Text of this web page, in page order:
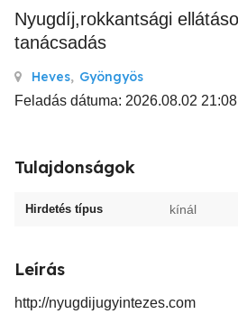
Nyugdíj,rokkantsági ellátások ügyintézése,
tanácsadás
Heves, Gyöngyös
Feladás dátuma: 2026.08.02 21:08
Tulajdonságok
Hirdetés típus kínál
Leírás
http://nyugdijugyintezes.com